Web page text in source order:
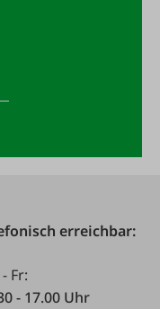
erreichbar:
Fr:
- 17.00 Uhr